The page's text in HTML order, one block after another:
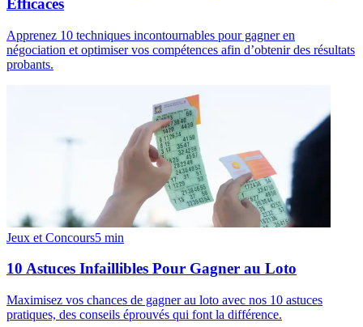
Efficaces
Apprenez 10 techniques incontournables pour gagner en
négociation et optimiser vos compétences afin d’obtenir des résultats
probants.
Jeux et Concours5 min
10 Astuces Infaillibles Pour Gagner au Loto
Maximisez vos chances de gagner au loto avec nos 10 astuces
pratiques, des conseils éprouvés qui font la différence.